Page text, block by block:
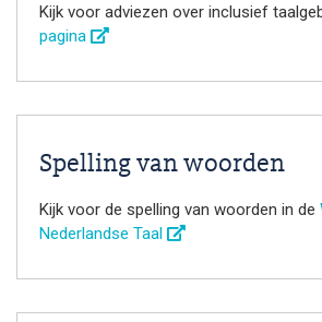
Kijk voor adviezen over inclusief
pagina
Spelling van woorden
Kijk voor de spelling van woorden in de
Nederlandse Taal